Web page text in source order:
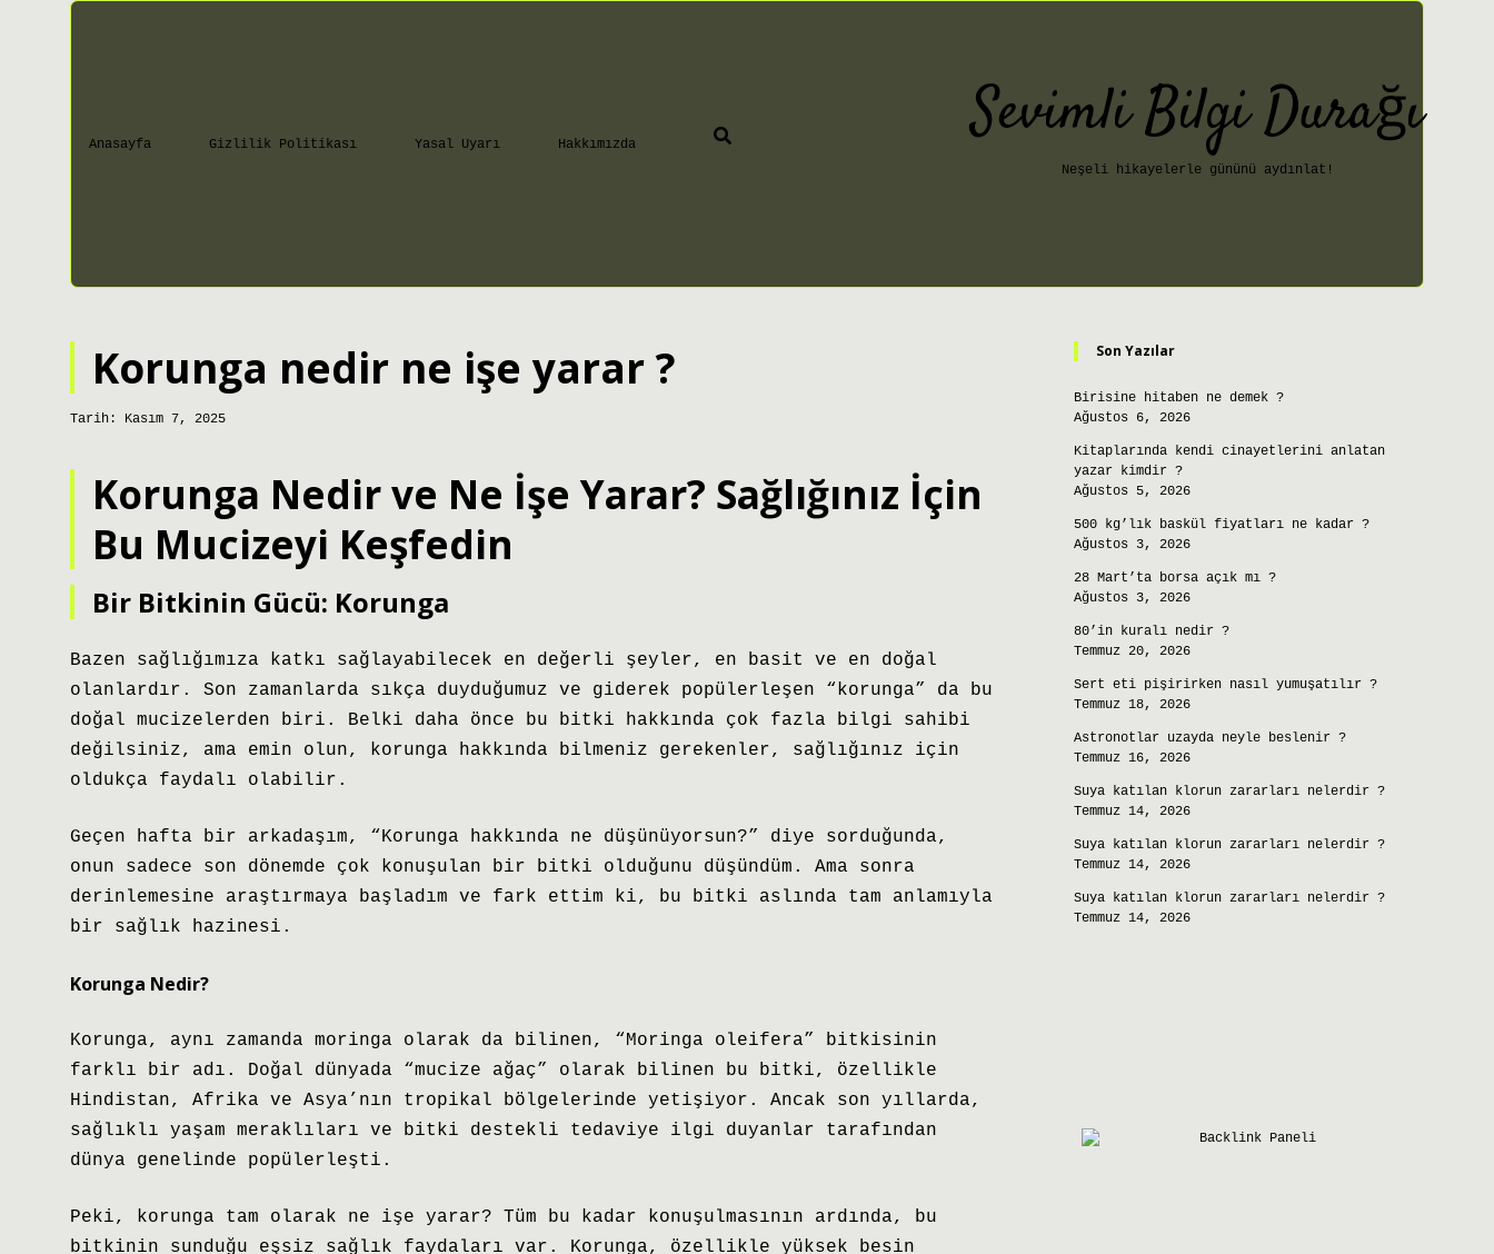
Anasayfa Gizlilik Politikası Yasal Uyarı Hakkımızda Sevimli Bilgi Durağı
Neşeli hikayelerle gününü aydınlat!
Korunga nedir ne işe yarar ?
Tarih: Kasım 7, 2025
Korunga Nedir ve Ne İşe Yarar? Sağlığınız İçin
Bu Mucizeyi Keşfedin
Bir Bitkinin Gücü: Korunga
Bazen sağlığımıza katkı sağlayabilecek en değerli şeyler, en basit ve en doğal
olanlardır. Son zamanlarda sıkça duyduğumuz ve giderek popülerleşen “korunga” da bu
doğal mucizelerden biri. Belki daha önce bu bitki hakkında çok fazla bilgi sahibi
değilsiniz, ama emin olun, korunga hakkında bilmeniz gerekenler, sağlığınız için
oldukça faydalı olabilir.
Geçen hafta bir arkadaşım, “Korunga hakkında ne düşünüyorsun?” diye sorduğunda,
onun sadece son dönemde çok konuşulan bir bitki olduğunu düşündüm. Ama sonra
derinlemesine araştırmaya başladım ve fark ettim ki, bu bitki aslında tam anlamıyla
bir sağlık hazinesi.
Korunga Nedir?
Korunga, aynı zamanda moringa olarak da bilinen, “Moringa oleifera” bitkisinin
farklı bir adı. Doğal dünyada “mucize ağaç” olarak bilinen bu bitki, özellikle
Hindistan, Afrika ve Asya’nın tropikal bölgelerinde yetişiyor. Ancak son yıllarda,
sağlıklı yaşam meraklıları ve bitki destekli tedaviye ilgi duyanlar tarafından
dünya genelinde popülerleşti.
Peki, korunga tam olarak ne işe yarar? Tüm bu kadar konuşulmasının ardında, bu
bitkinin sunduğu eşsiz sağlık faydaları var. Korunga, özellikle yüksek besin
Sidebar
Son Yazılar
Birisine hitaben ne demek ?
Ağustos 6, 2026
Kitaplarında kendi cinayetlerini anlatan
yazar kimdir ?
Ağustos 5, 2026
500 kg’lık baskül fiyatları ne kadar ?
Ağustos 3, 2026
28 Mart’ta borsa açık mı ?
Ağustos 3, 2026
80’in kuralı nedir ?
Temmuz 20, 2026
Sert eti pişirirken nasıl yumuşatılır ?
Temmuz 18, 2026
Astronotlar uzayda neyle beslenir ?
Temmuz 16, 2026
Suya katılan klorun zararları nelerdir ?
Temmuz 14, 2026
Suya katılan klorun zararları nelerdir ?
Temmuz 14, 2026
Suya katılan klorun zararları nelerdir ?
Temmuz 14, 2026